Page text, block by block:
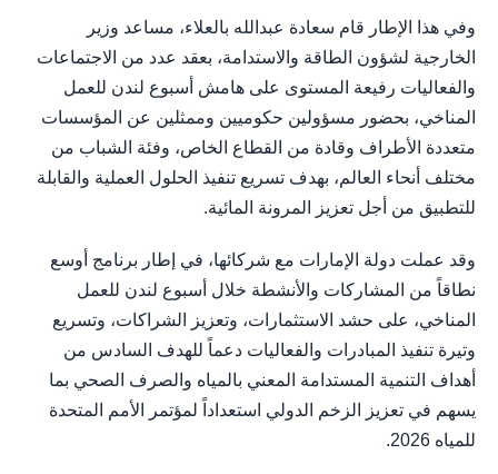
وفي هذا الإطار قام سعادة عبدالله بالعلاء، مساعد وزير
الخارجية لشؤون الطاقة والاستدامة، بعقد عدد من الاجتماعات
والفعاليات رفيعة المستوى على هامش أسبوع لندن للعمل
المناخي، بحضور مسؤولين حكوميين وممثلين عن المؤسسات
متعددة الأطراف وقادة من القطاع الخاص، وفئة الشباب من
مختلف أنحاء العالم، بهدف تسريع تنفيذ الحلول العملية والقابلة
للتطبيق من أجل تعزيز المرونة المائية.
وقد عملت دولة الإمارات مع شركائها، في إطار برنامج أوسع
نطاقاً من المشاركات والأنشطة خلال أسبوع لندن للعمل
المناخي، على حشد الاستثمارات، وتعزيز الشراكات، وتسريع
وتيرة تنفيذ المبادرات والفعاليات دعماً للهدف السادس من
أهداف التنمية المستدامة المعني بالمياه والصرف الصحي بما
يسهم في تعزيز الزخم الدولي استعداداً لمؤتمر الأمم المتحدة
للمياه 2026.